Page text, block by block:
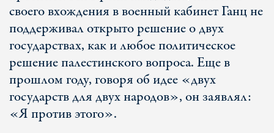
своего вхождения в военный кабинет Ганц не
поддерживал открыто решение о двух
государствах, как и любое политическое
решение палестинского вопроса. Еще в
прошлом году, говоря об идее «двух
государств для двух народов», он заявлял:
«Я против этого».